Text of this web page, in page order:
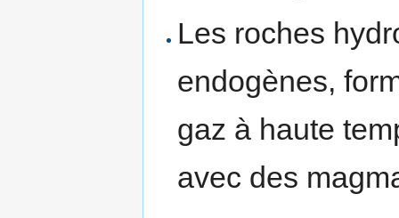
Les roches
endogènes,
gaz à haute
avec des